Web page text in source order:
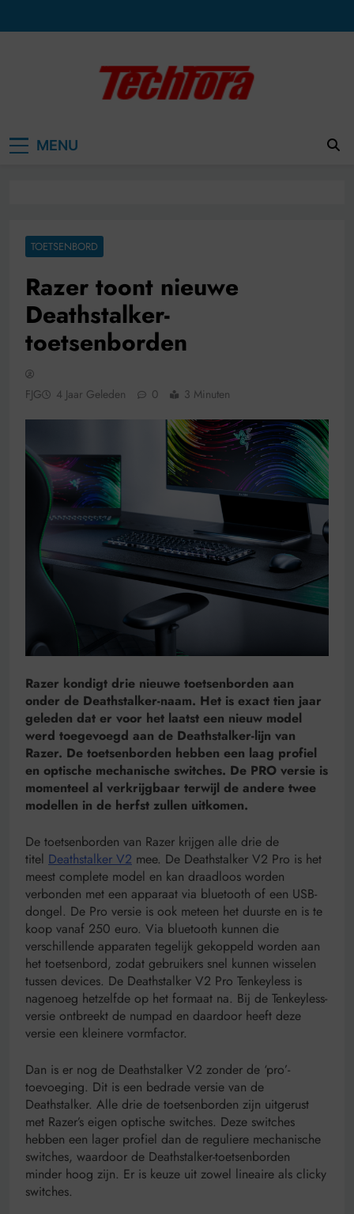
naar
MENU
TOETSENBORD
Razer toont nieuwe
Deathstalker-
toetsenborden
FJG 4 Jaar Geleden 0 3 Minuten
Razer kondigt drie nieuwe toetsenborden aan
onder de Deathstalker-naam. Het is exact tien jaar
geleden dat er voor het laatst een nieuw model
werd toegevoegd aan de Deathstalker-lijn van
Razer. De toetsenborden hebben een laag profiel
en optische mechanische switches. De PRO versie is
momenteel al verkrijgbaar terwijl de andere twee
modellen in de herfst zullen uitkomen.
De toetsenborden van Razer krijgen alle drie de
titel Deathstalker V2 mee. De Deathstalker V2 Pro is het
meest complete model en kan draadloos worden
verbonden met een apparaat via bluetooth of een USB-
dongel. De Pro versie is ook meteen het duurste en is te
koop vanaf 250 euro. Via bluetooth kunnen die
verschillende apparaten tegelijk gekoppeld worden aan
het toetsenbord, zodat gebruikers snel kunnen wisselen
tussen devices. De Deathstalker V2 Pro Tenkeyless is
nagenoeg hetzelfde op het formaat na. Bij de Tenkeyless-
versie ontbreekt de numpad en daardoor heeft deze
versie een kleinere vormfactor.
Dan is er nog de Deathstalker V2 zonder de ‘pro’-
toevoeging. Dit is een bedrade versie van de
Deathstalker. Alle drie de toetsenborden zijn uitgerust
met Razer’s eigen optische switches. Deze switches
hebben een lager profiel dan de reguliere mechanische
switches, waardoor de Deathstalker-toetsenborden
minder hoog zijn. Er is keuze uit zowel lineaire als clicky
switches.